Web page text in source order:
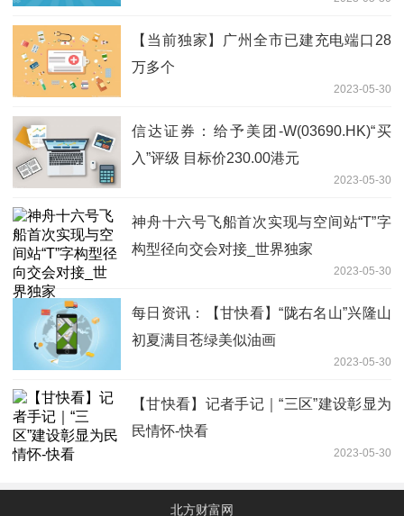
【当前独家】广州全市已建充电端口28
万多个
2023-05-30
信达证券：给予美团-W(03690.HK)“买
入”评级 目标价230.00港元
2023-05-30
神舟十六号飞船首次实现与空间站“T”字
构型径向交会对接_世界独家
2023-05-30
每日资讯：【甘快看】“陇右名山”兴隆山
初夏满目苍绿美似油画
2023-05-30
【甘快看】记者手记｜“三区”建设彰显为
民情怀-快看
2023-05-30
北方财富网